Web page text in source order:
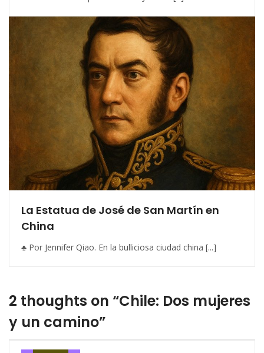
La Estatua de José de San Martín en
China
♣ Por Jennifer Qiao. En la bulliciosa ciudad china [...]
2 thoughts on “Chile: Dos mujeres
y un camino”